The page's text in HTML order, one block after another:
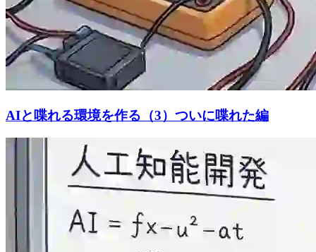
AIと喋れる環境を作る（3）ついに喋れた編